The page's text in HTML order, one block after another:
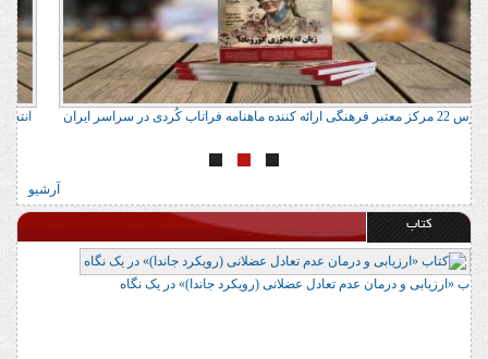
آدرس 22 مرکز معتبر فرهنگی ارائه کننده ماهنامه فراتاب کُردی در سراسر ایران
آرشیو
کتاب
کتاب «ارزیابی و درمان عدم تعادل عضلانی (رویکرد جاندا)» در یک نگاه